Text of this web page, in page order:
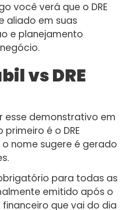
você verá que o DRE
aliado em suas
e planejamento
vs DRE
esse demonstrativo em
é o DRE
nome sugere é gerado
para todas as
emitido após o
que vai do dia